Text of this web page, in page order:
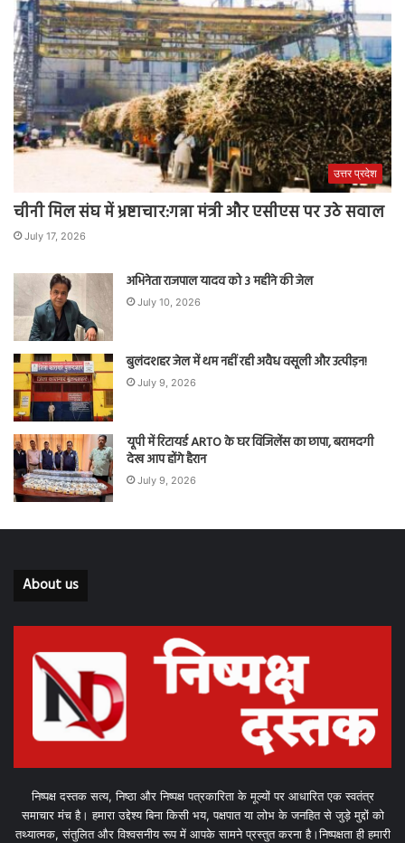
उत्तर प्रदेश
चीनी मिल संघ में भ्रष्टाचार:गन्ना मंत्री और एसीएस पर उठे सवाल
July 17, 2026
अभिनेता राजपाल यादव को 3 महीने की जेल
July 10, 2026
बुलंदशहर जेल में थम नहीं रही अवैध वसूली और उत्पीड़न!
July 9, 2026
यूपी में रिटायर्ड ARTO के घर विजिलेंस का छापा, बरामदगी
देख आप होंगे हैरान
July 9, 2026
About us
निष्पक्ष दस्तक सत्य, निष्ठा और निष्पक्ष पत्रकारिता के मूल्यों पर आधारित एक स्वतंत्र
समाचार मंच है। हमारा उद्देश्य बिना किसी भय, पक्षपात या लोभ के जनहित से जुड़े मुद्दों को
तथ्यात्मक, संतुलित और विश्वसनीय रूप में आपके सामने प्रस्तुत करना है।निष्पक्षता ही हमारी